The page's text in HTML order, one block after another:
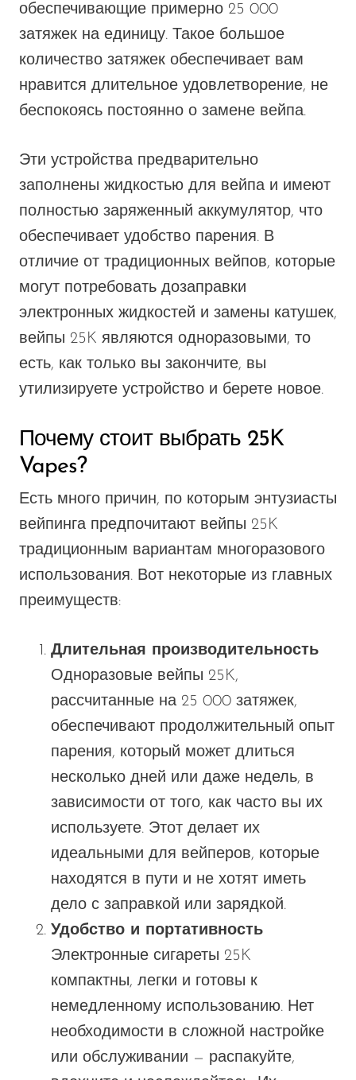
обеспечивающие примерно 25 000
затяжек на единицу. Такое большое
количество затяжек обеспечивает вам
нравится длительное удовлетворение, не
беспокоясь постоянно о замене вейпа.
Эти устройства предварительно
заполнены жидкостью для вейпа и имеют
полностью заряженный аккумулятор, что
обеспечивает удобство парения. В
отличие от традиционных вейпов, которые
могут потребовать дозаправки
электронных жидкостей и замены катушек,
вейпы 25K являются одноразовыми, то
есть, как только вы закончите, вы
утилизируете устройство и берете новое.
Почему стоит выбрать 25K
Vapes?
Есть много причин, по которым энтузиасты
вейпинга предпочитают вейпы 25K
традиционным вариантам многоразового
использования. Вот некоторые из главных
преимуществ:
Длительная производительность
Одноразовые вейпы 25K,
рассчитанные на 25 000 затяжек,
обеспечивают продолжительный опыт
парения, который может длиться
несколько дней или даже недель, в
зависимости от того, как часто вы их
используете. Этот делает их
идеальными для вейперов, которые
находятся в пути и не хотят иметь
дело с заправкой или зарядкой.
Удобство и портативность
Электронные сигареты 25K
компактны, легки и готовы к
немедленному использованию. Нет
необходимости в сложной настройке
или обслуживании — распакуйте,